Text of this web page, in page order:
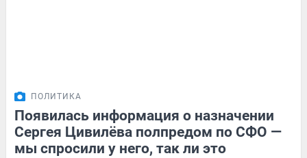
ПОЛИТИКА
Появилась информация о назначении
Сергея Цивилёва полпредом по СФО —
мы спросили у него, так ли это